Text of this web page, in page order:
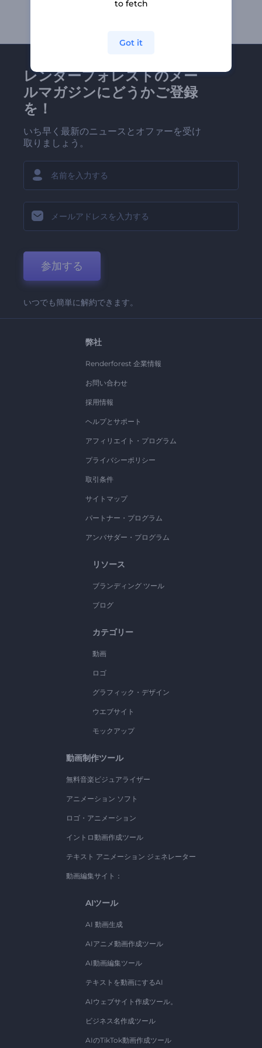
レンダーフォレストのメー
ルマガジンにどうかご登録
を！
いち早く最新のニュースとオファーを受け
取りましょう。
参加する
いつでも簡単に解約できます。
弊社
Renderforest 企業情報
お問い合わせ
採用情報
ヘルプとサポート
アフィリエイト・プログラム
プライバシーポリシー
取引条件
サイトマップ
パートナー・プログラム
アンバサダー・プログラム
リソース
ブランディング ツール
ブログ
カテゴリー
動画
ロゴ
グラフィック・デザイン
ウエブサイト
モックアップ
動画制作ツール
無料音楽ビジュアライザー
アニメーション ソフト
ロゴ・アニメーション
イントロ動画作成ツール
テキスト アニメーション ジェネレーター
動画編集サイト：
AIツール
AI 動画生成
AIアニメ動画作成ツール
AI動画編集ツール
テキストを動画にするAI
AIウェブサイト作成ツール。
ビジネス名作成ツール
AIのTikTok動画作成ツール
to fetch
Got it